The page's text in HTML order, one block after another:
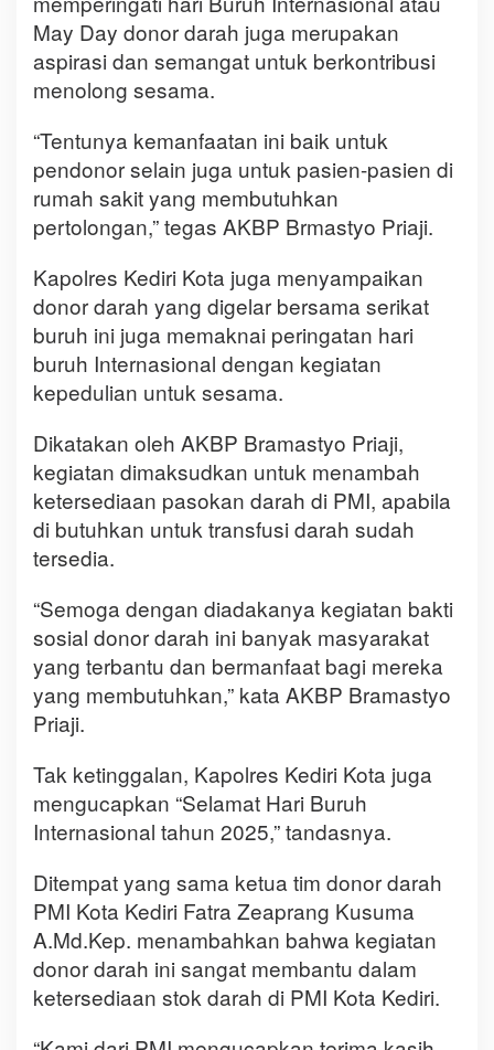
May Day donor darah juga merupakan
aspirasi dan semangat untuk berkontribusi
menolong sesama.
“Tentunya kemanfaatan ini baik untuk
pendonor selain juga untuk pasien-pasien di
rumah sakit yang membutuhkan
pertolongan,” tegas AKBP Brmastyo Priaji.
Kapolres Kediri Kota juga menyampaikan
donor darah yang digelar bersama serikat
buruh ini juga memaknai peringatan hari
buruh Internasional dengan kegiatan
kepedulian untuk sesama.
Dikatakan oleh AKBP Bramastyo Priaji,
kegiatan dimaksudkan untuk menambah
ketersediaan pasokan darah di PMI, apabila
di butuhkan untuk transfusi darah sudah
tersedia.
“Semoga dengan diadakanya kegiatan bakti
sosial donor darah ini banyak masyarakat
yang terbantu dan bermanfaat bagi mereka
yang membutuhkan,” kata AKBP Bramastyo
Priaji.
Tak ketinggalan, Kapolres Kediri Kota juga
mengucapkan “Selamat Hari Buruh
Internasional tahun 2025,” tandasnya.
Ditempat yang sama ketua tim donor darah
PMI Kota Kediri Fatra Zeaprang Kusuma
A.Md.Kep. menambahkan bahwa kegiatan
donor darah ini sangat membantu dalam
ketersediaan stok darah di PMI Kota Kediri.